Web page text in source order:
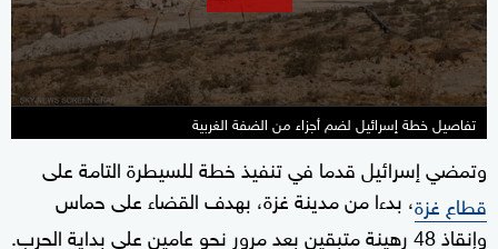
seconds
تفاصيل خطة إسرائيل لضم أجزاء من الضفة الغربية
وتمضي إسرائيل قدما في تنفيذ خطة للسيطرة التامة على
قطاع غزة، بدءا من مدينة غزة، بهدف القضاء على حماس
وإنقاذ 48 رهينة متبقين بعد مرور نحو عامين على بداية الحرب.